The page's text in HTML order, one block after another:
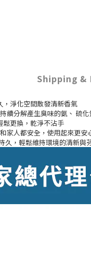
Shipping &
，淨化空間散發清新香氣
續分解產生臭味的氨、 硫化
鬆更換，乾淨不沾手
家人都安全，使用起來更安
久，輕鬆維持環境的清新與